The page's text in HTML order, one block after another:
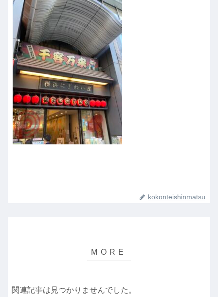
kokonteishinmatsu
関連記事は見つかりませんでした。